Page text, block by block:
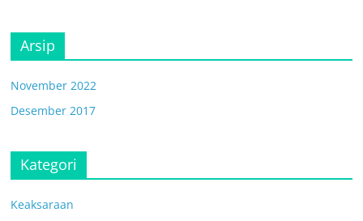
Arsip
November 2022
Desember 2017
Kategori
Keaksaraan